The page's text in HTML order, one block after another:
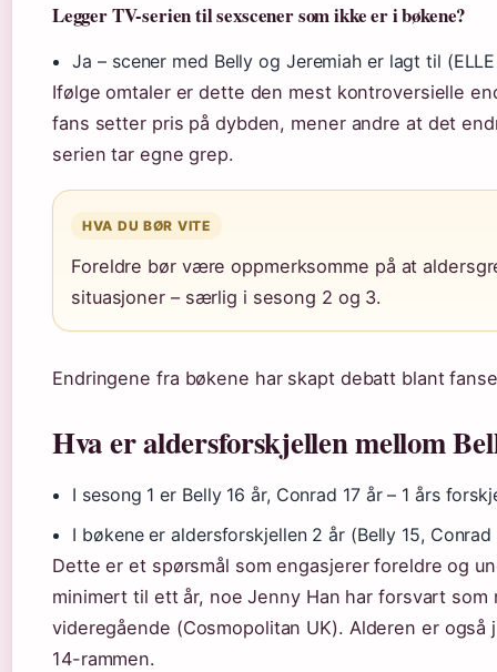
Legger TV-serien til sexscener som ikke er i bøkene?
Ja – scener med Belly og Jeremiah er lagt til
Ifølge omtaler er dette den mest kontroversielle
fans setter pris på dybden, mener andre at det
serien tar egne grep.
HVA DU BØR VITE
Foreldre bør være oppmerksomme på at
situasjoner – særlig i sesong 2 og 3.
Endringene fra bøkene har skapt debatt blant
Hva er aldersforskjellen mellom
I sesong 1 er Belly 16 år, Conrad 17 år – 1 års
I bøkene er aldersforskjellen 2 år (Belly 15, Conrad
Dette er et spørsmål som engasjerer foreldre og
minimert til ett år, noe Jenny Han har forsvart
videregående (Cosmopolitan UK). Alderen er
14-rammen.